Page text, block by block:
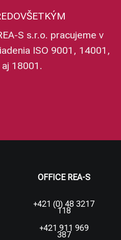
S s.r.o. pracujeme v
ISO 9001, 14001,
18001.
OFFICE REA-S
+421 (0) 48 3217
118
+421 911 969
387